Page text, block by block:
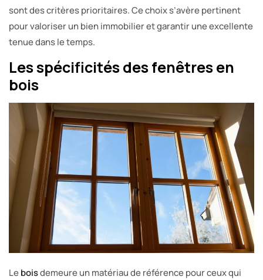
sont des critères prioritaires. Ce choix s’avère pertinent
pour valoriser un bien immobilier et garantir une excellente
tenue dans le temps.
Les spécificités des fenêtres en
bois
Leboisdemeure un matériau de référence pour ceux qui